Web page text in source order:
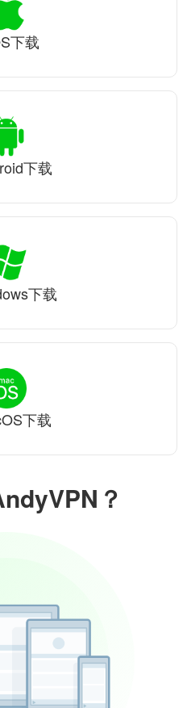
？
下载
下载
下载
下载